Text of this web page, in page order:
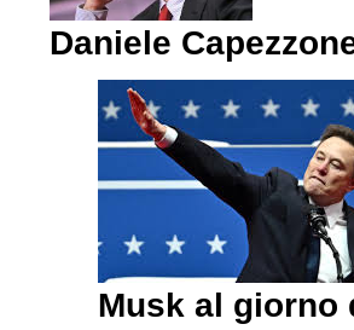
Daniele
Musk al giorno